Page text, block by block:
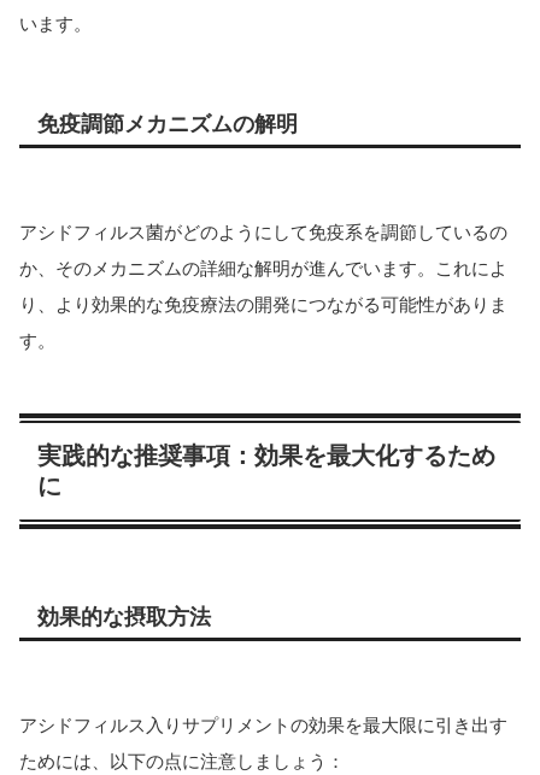
います。
免疫調節メカニズムの解明
アシドフィルス菌がどのようにして免疫系を調節しているの
か、そのメカニズムの詳細な解明が進んでいます。これによ
り、より効果的な免疫療法の開発につながる可能性がありま
す。
実践的な推奨事項：効果を最大化するため
に
効果的な摂取方法
アシドフィルス入りサプリメントの効果を最大限に引き出す
ためには、以下の点に注意しましょう：